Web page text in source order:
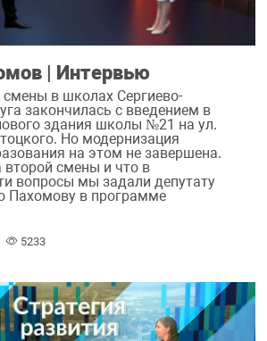
| Интервью
смены в школах Сергиево-
закончилась с введением в
здания школы №21 на ул.
Но модернизация
на этом не завершена.
смены и что в
вопросы мы задали депутату
Пахомову в программе
5233